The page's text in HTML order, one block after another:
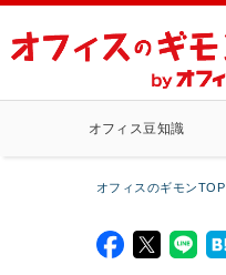
オフィス豆知識
オフィスのギモンTOP